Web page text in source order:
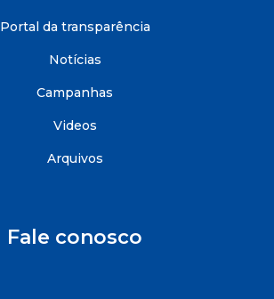
Portal da transparência
Notícias
Campanhas
Videos
Arquivos
Fale conosco